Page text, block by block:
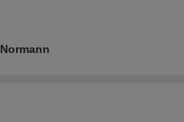
Normann